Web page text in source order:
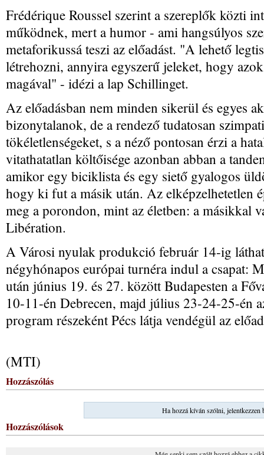
Frédérique Roussel szerint a szereplők közti
működnek, mert a humor - ami hangsúlyos
metaforikussá teszi az előadást. "A lehető
létrehozni, annyira egyszerű jeleket, hogy
magával" - idézi a lap Schillinget.
Az előadásban nem minden sikerül és egyes
bizonytalanok, de a rendező tudatosan
tökéletlenségeket, s a néző pontosan érzi a
vitathatatlan költőisége azonban abban a
amikor egy biciklista és egy siető gyalogos
hogy ki fut a másik után. Az elképzelhetetlen
meg a porondon, mint az életben: a másikkal
Libération.
A Városi nyulak produkció február 14-ig
négyhónapos európai turnéra indul a csapat:
után június 19. és 27. között Budapesten a
10-11-én Debrecen, majd július 23-24-25-én
program részeként Pécs látja vendégül az
(MTI)
Hozzászólás
Ha hozzá kíván szólni, jelentkezzen
Hozzászólások